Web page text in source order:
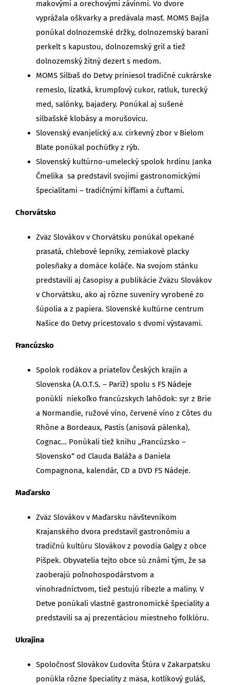
makovými a orechovými závinmi. Vo dvore
vyprážala oškvarky a predávala masť. MOMS Bajša
ponúkal dolnozemské držky, dolnozemský baraní
perkelt s kapustou, dolnozemský gril a tiež
dolnozemský žitný dezert s medom.
MOMS Silbaš do Detvy priniesol tradičné cukrárske
remeslo, lízatká, krumpľový cukor, ratluk, turecký
med, salónky, bajadery. Ponúkal aj sušené
silbašské klobásy a morušovicu.
Slovenský evanjelický a.v. cirkevný zbor v Bielom
Blate ponúkal pochúťky z rýb.
Slovenský kultúrno-umelecký spolok hrdinu Janka
Čmelíka sa predstavil svojimi gastronomickými
špecialitami – tradičnými kífľami a ćuftami.
Chorvátsko
Zväz Slovákov v Chorvátsku ponúkal opekané
prasatá, chlebové lepníky, zemiakové placky
polesňaky a domáce koláče. Na svojom stánku
predstavili aj časopisy a publikácie Zväzu Slovákov
v Chorvátsku, ako aj rôzne suveníry vyrobené zo
šúpolia a z papiera. Slovenské kultúrne centrum
Našice do Detvy pricestovalo s dvomi výstavami.
Francúzsko
Spolok rodákov a priateľov Českých krajín a
Slovenska (A.O.T.S. – Paríž) spolu s FS Nádeje
ponúkli niekoľko francúzskych lahôdok: syr z Brie
a Normandie, ružové víno, červené víno z Côtes du
Rhône a Bordeaux, Pastis (anisová pálenka),
Cognac… Ponúkali tiež knihu „Francúzsko –
Slovensko“ od Clauda Baláža a Daniela
Compagnona, kalendár, CD a DVD FS Nádeje.
Maďarsko
Zväz Slovákov v Maďarsku návštevníkom
Krajanského dvora predstavil gastronómiu a
tradičnú kultúru Slovákov z povodia Galgy z obce
Pišpek. Obyvatelia tejto obce sú známi tým, že sa
zaoberajú poľnohospodárstvom a
vinohradníctvom, tiež pestujú ríbezle a maliny. V
Detve ponúkali vlastné gastronomické špeciality a
predstavili sa aj prezentáciou miestneho folklóru.
Ukrajina
Spoločnosť Slovákov Ľudovíta Štúra v Zakarpatsku
ponúkla rôzne špeciality z mäsa, kotlíkový guláš,